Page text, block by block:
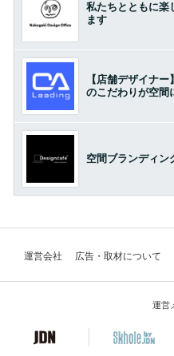
私たちとともに楽
ます
【店舗デザイナ
のこだわりが空間
空間ブランディン
運営会社 広告・取材について
運営